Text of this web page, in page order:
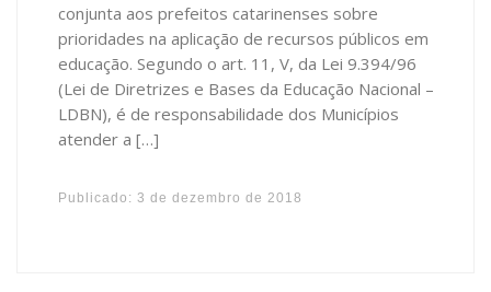
conjunta aos prefeitos catarinenses sobre
prioridades na aplicação de recursos públicos em
educação. Segundo o art. 11, V, da Lei 9.394/96
(Lei de Diretrizes e Bases da Educação Nacional –
LDBN), é de responsabilidade dos Municípios
atender a […]
Publicado: 3 de dezembro de 2018